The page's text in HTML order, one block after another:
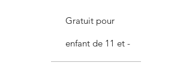
Gratuit pour
enfant de 11 et -